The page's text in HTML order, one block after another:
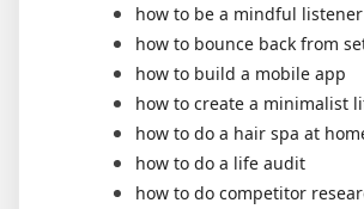
how to be a mindful listener
how to bounce back from
how to build a mobile app
how to create a minimalist
how to do a hair spa at
how to do a life audit
how to do competitor